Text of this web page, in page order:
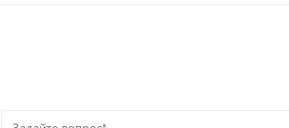
Задайте